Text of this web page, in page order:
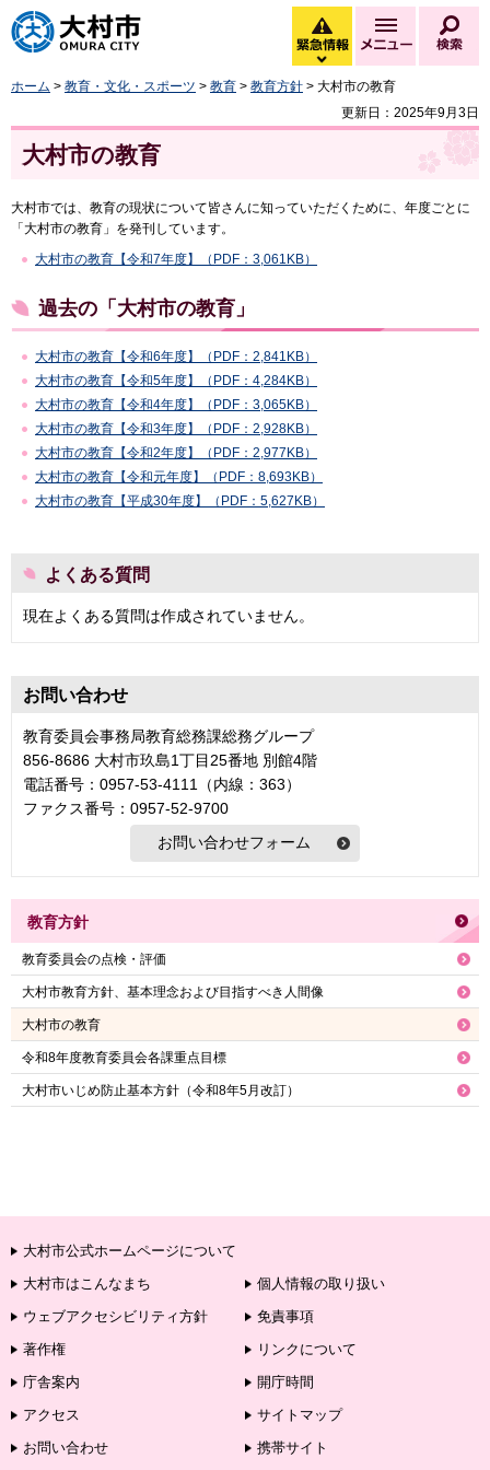
大村市
緊急情報
緊急情報を開く
メニュー
ホーム > 教育・文化・スポーツ > 教育 > 教育方針 > 大村市の教育
更新日：2025年9月3日
大村市の教育
大村市では、教育の現状について皆さんに知っていただくために、年度ごとに
「大村市の教育」を発刊しています。
大村市の教育【令和7年度】（PDF：3,061KB）
過去の「大村市の教育」
大村市の教育【令和6年度】（PDF：2,841KB）
大村市の教育【令和5年度】（PDF：4,284KB）
大村市の教育【令和4年度】（PDF：3,065KB）
大村市の教育【令和3年度】（PDF：2,928KB）
大村市の教育【令和2年度】（PDF：2,977KB）
大村市の教育【令和元年度】（PDF：8,693KB）
大村市の教育【平成30年度】（PDF：5,627KB）
よくある質問
現在よくある質問は作成されていません。
お問い合わせ
教育委員会事務局教育総務課総務グループ
856-8686 大村市玖島1丁目25番地 別館4階
電話番号：0957-53-4111（内線：363）
ファクス番号：0957-52-9700
教育方針
教育委員会の点検・評価
大村市教育方針、基本理念および目指すべき人間像
大村市の教育
令和8年度教育委員会各課重点目標
大村市いじめ防止基本方針（令和8年5月改訂）
大村市公式ホームページについて
大村市はこんなまち
個人情報の取り扱い
ウェブアクセシビリティ方針
免責事項
著作権
リンクについて
庁舎案内
開庁時間
アクセス
サイトマップ
お問い合わせ
携帯サイト